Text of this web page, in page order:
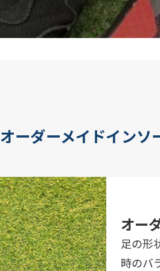
オーダーメイドインソ
オー
足の形
時のバ